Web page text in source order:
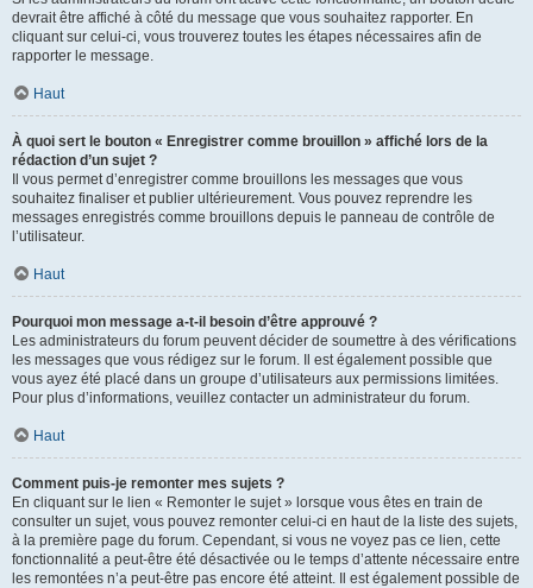
devrait être affiché à côté du message que vous souhaitez rapporter. En
cliquant sur celui-ci, vous trouverez toutes les étapes nécessaires afin de
rapporter le message.
Haut
À quoi sert le bouton « Enregistrer comme brouillon » affiché lors de la
rédaction d’un sujet ?
Il vous permet d’enregistrer comme brouillons les messages que vous
souhaitez finaliser et publier ultérieurement. Vous pouvez reprendre les
messages enregistrés comme brouillons depuis le panneau de contrôle de
l’utilisateur.
Haut
Pourquoi mon message a-t-il besoin d’être approuvé ?
Les administrateurs du forum peuvent décider de soumettre à des vérifications
les messages que vous rédigez sur le forum. Il est également possible que
vous ayez été placé dans un groupe d’utilisateurs aux permissions limitées.
Pour plus d’informations, veuillez contacter un administrateur du forum.
Haut
Comment puis-je remonter mes sujets ?
En cliquant sur le lien « Remonter le sujet » lorsque vous êtes en train de
consulter un sujet, vous pouvez remonter celui-ci en haut de la liste des sujets,
à la première page du forum. Cependant, si vous ne voyez pas ce lien, cette
fonctionnalité a peut-être été désactivée ou le temps d’attente nécessaire entre
les remontées n’a peut-être pas encore été atteint. Il est également possible de